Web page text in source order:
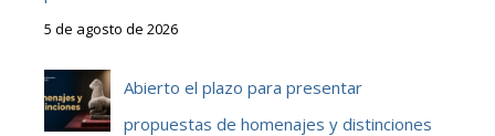
5 de agosto de 2026
Abierto el plazo para presentar
propuestas de homenajes y distinciones